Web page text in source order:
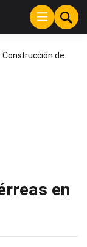
Construcción de
en